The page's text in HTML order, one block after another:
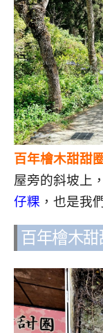
百年檜木甜甜圈
屋旁的斜坡上
仔粿 ，也是我
百年檜木